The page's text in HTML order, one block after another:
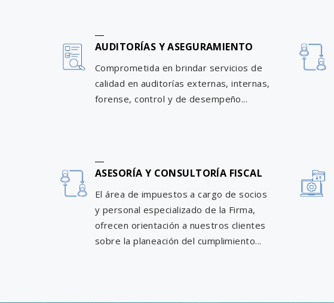
AUDITORÍAS Y ASEGURAMIENTO
Comprometida en brindar servicios de
calidad en auditorías externas, internas,
forense, control y de desempeño...
ASESORÍA Y CONSULTORÍA FISCAL
El área de impuestos a cargo de socios
y personal especializado de la Firma,
ofrecen orientación a nuestros clientes
sobre la planeación del cumplimiento...